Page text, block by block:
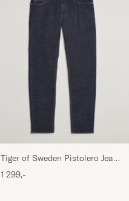
Tiger of Sweden Pistolero Jeans
Ripen Blue
1 299,-